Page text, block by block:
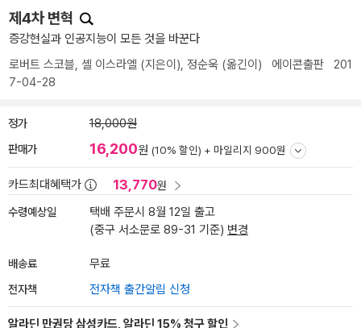
제4차 변혁
증강현실과 인공지능이 모든 것을 바꾼다
로버트 스코블, 셸 이스라엘 (지은이), 정순욱 (옮긴이) 에이콘출판 201
7-04-28
정가 18,000원
판매가 16,200원 (10% 할인) + 마일리지 900원
카드최대혜택가 13,770원
수령예상일
택배 주문시 8월 12일 출고
(중구 서소문로 89-31 기준) 변경
배송료 무료
전자책 전자책 출간알림 신청
알라딘 만권당 삼성카드, 알라딘 15% 청구 할인